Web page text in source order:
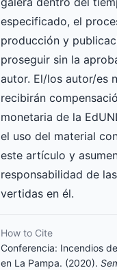
especificado, el
producción y
proseguir sin la
autor. El/los autor/es
recibirán
monetaria de la
el uso del material
este artículo y
responsabilidad de
vertidas en él.
How to Cite
Conferencia: Incendios
en La Pampa. (2020).